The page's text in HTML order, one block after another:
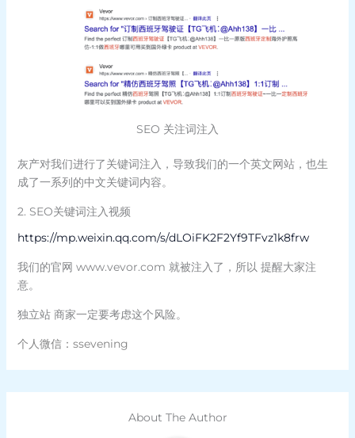
SEO 关注词注入
灰产对我们进行了关键词注入，导致我们的一个英文网站，也生
成了一系列的中文关键词内容。
2. SEO关键词注入视频
https://mp.weixin.qq.com/s/dLOiFK2F2Yf9TFvz1k8frw
我们的官网 www.vevor.com 就被注入了，所以 提醒大家注
意。
独立站 商家一定要考虑这个风险。
个人微信：ssevening
About The Author